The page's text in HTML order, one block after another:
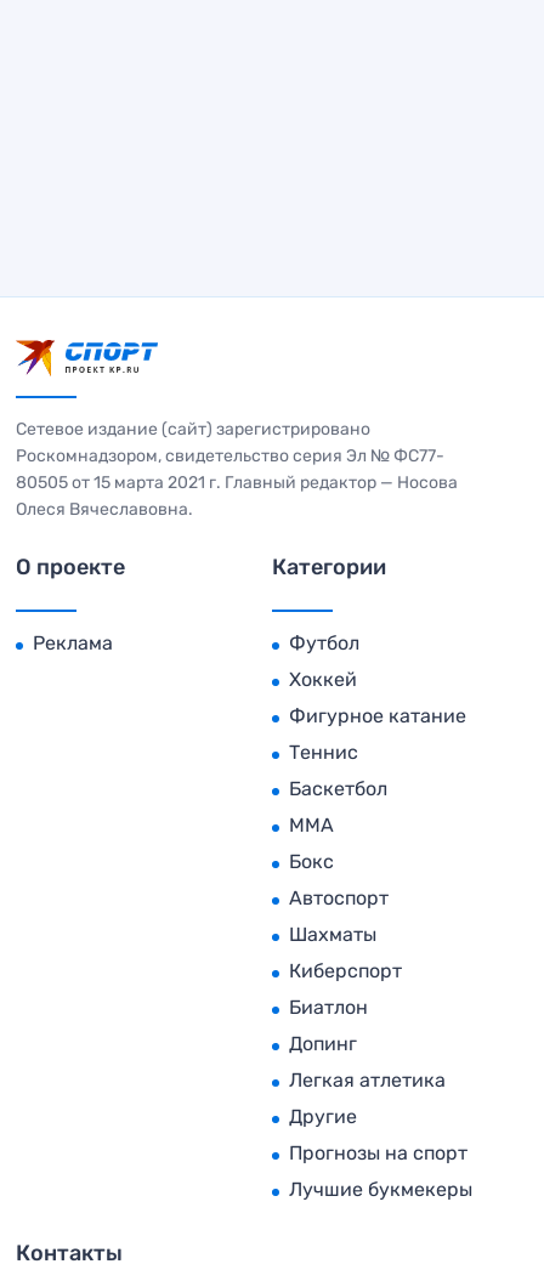
Сетевое издание (сайт) зарегистрировано
Роскомнадзором, свидетельство серия Эл № ФС77-
80505 от 15 марта 2021 г. Главный редактор — Носова
Олеся Вячеславовна.
О проекте
Реклама
Категории
Футбол
Хоккей
Фигурное катание
Теннис
Баскетбол
MMA
Бокс
Автоспорт
Шахматы
Киберспорт
Биатлон
Допинг
Легкая атлетика
Другие
Прогнозы на спорт
Лучшие букмекеры
Контакты